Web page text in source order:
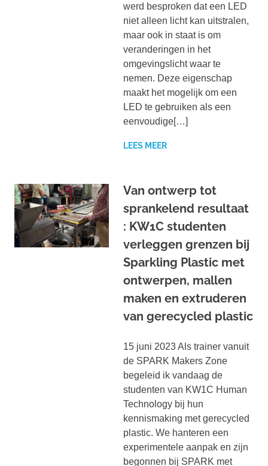
werd besproken dat een LED
niet alleen licht kan uitstralen,
maar ook in staat is om
veranderingen in het
omgevingslicht waar te
nemen. Deze eigenschap
maakt het mogelijk om een
LED te gebruiken als een
eenvoudige[…]
LEES MEER
Van ontwerp tot
sprankelend resultaat
: KW1C studenten
verleggen grenzen bij
Sparkling Plastic met
ontwerpen, mallen
maken en extruderen
van gerecycled plastic
15 juni 2023 Als trainer vanuit
de SPARK Makers Zone
begeleid ik vandaag de
studenten van KW1C Human
Technology bij hun
kennismaking met gerecycled
plastic. We hanteren een
experimentele aanpak en zijn
begonnen bij SPARK met